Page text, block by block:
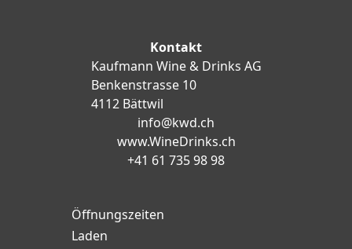
Kontakt
Kaufmann Wine & Drinks AG
Benkenstrasse 10
4112 Bättwil
info@kwd.ch
www.WineDrinks.ch
+41 61 735 98 98
Öffnungszeiten
Laden